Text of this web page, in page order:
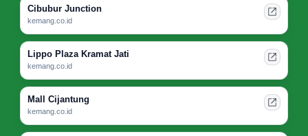
Cibubur Junction
kemang.co.id
Lippo Plaza Kramat Jati
kemang.co.id
Mall Cijantung
kemang.co.id